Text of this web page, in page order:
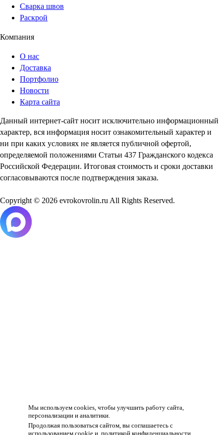
Мы используем cookies, чтобы улучшить работу сайта,
персонализации и аналитики.
Продолжая пользоваться сайтом, вы соглашаетесь с
использованием cookie и политикой конфиденциальности.
Сварка швов
Раскрой
Компания
О нас
Доставка
Портфолио
Новости
Карта сайта
Данный интернет-сайт носит исключительно информационный
характер, вся информация носит ознакомительный характер и
ни при каких условиях не является публичной офертой,
определяемой положениями Статьи 437 Гражданского кодекса
Российской Федерации. Итоговая стоимость и сроки доставки
согласовываются после подтверждения заказа.
Copyright © 2026 evrokovrolin.ru All Rights Reserved.